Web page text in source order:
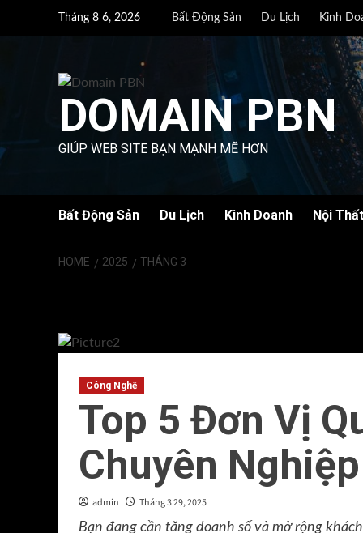
Tháng 8 6, 2026 Bất Động Sản Du Lịch Kinh
DOMAIN PBN
GIÚP WEB SITE BẠN MẠNH MẼ HƠN
Bất Động Sản Du Lịch Kinh Doanh Nội Thất
HOME 2025 THÁNG 3
Công Nghệ
Top 5 Đơn Vị
Chuyên Nghiệp
admin Tháng 3 29, 2025
Bạn đang cần tăng doanh số và mở rộng